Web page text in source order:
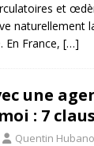
et
naturellement
En France, […]
une
: 7
Quentin